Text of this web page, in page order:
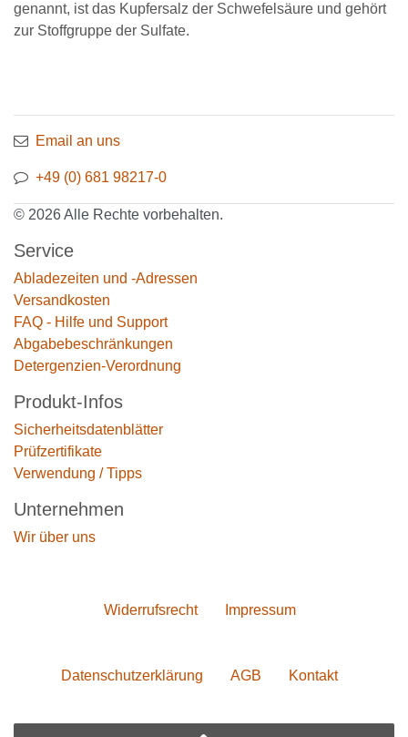
genannt, ist das Kupfersalz der Schwefelsäure und gehört
zur Stoffgruppe der Sulfate.
Email an uns
+49 (0) 681 98217-0
© 2026 Alle Rechte vorbehalten.
Service
Abladezeiten und -Adressen
Versandkosten
FAQ - Hilfe und Support
Abgabebeschränkungen
Detergenzien-Verordnung
Produkt-Infos
Sicherheitsdatenblätter
Prüfzertifikate
Verwendung / Tipps
Unternehmen
Wir über uns
Widerrufs­recht Impressum
Daten­schutz­erklärung AGB Kontakt